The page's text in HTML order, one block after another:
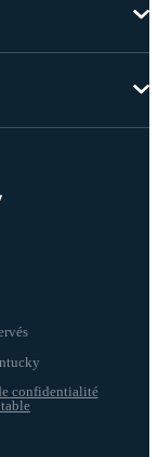
confidentialité